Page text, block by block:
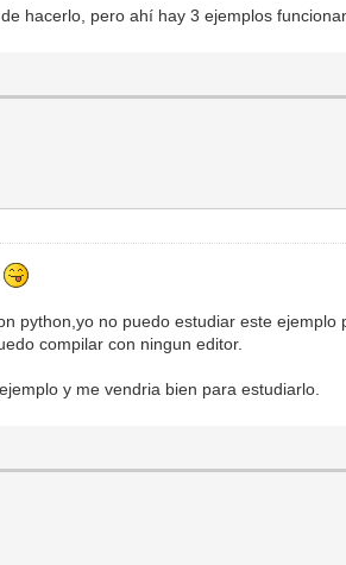
hacerlo, pero ahí hay 3 ejemplos
python,yo no puedo estudiar este
compilar con ningun editor.
y me vendria bien para estudiarlo.